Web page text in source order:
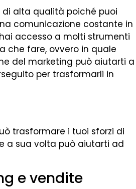
alta qualità poiché puoi
comunicazione costante in
accesso a molti strumenti
che fare, ovvero in quale
del marketing può aiutarti a
per trasformarli in
trasformare i tuoi sforzi di
a sua volta può aiutarti ad
e vendite